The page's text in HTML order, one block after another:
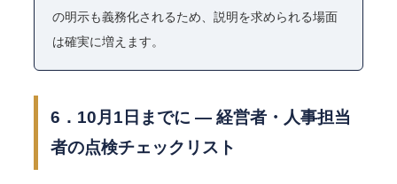
の明示も義務化されるため、説明を求められる場面
は確実に増えます。
6．10月1日までに ― 経営者・人事担当
者の点検チェックリスト